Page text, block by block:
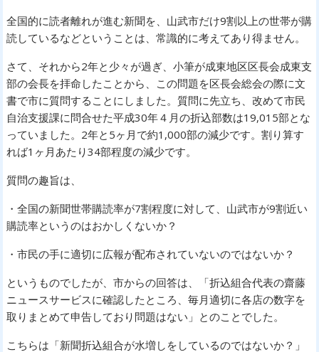
全国的に読者離れが進む新聞を、山武市だけ9割以上の世帯が購
読しているなどということは、常識的に考えてあり得ません。
さて、それから2年と少々が過ぎ、小筆が成東地区区長会成東支
部の会長を拝命したことから、この問題を区長会総会の際に文
書で市に質問することにしました。質問に先立ち、改めて市民
自治支援課に問合せた平成30年４月の折込部数は19,015部とな
っていました。2年と5ヶ月で約1,000部の減少です。割り算す
れば1ヶ月あたり34部程度の減少です。
質問の趣旨は、
・全国の新聞世帯購読率が7割程度に対して、山武市が9割近い
購読率というのはおかしくないか？
・市民の手に適切に広報が配布されていないのではないか？
というものでしたが、市からの回答は、「折込組合代表の齋藤
ニュースサービスに確認したところ、毎月適切に各店の数字を
取りまとめて申告しており問題はない」とのことでした。
こちらは「新聞折込組合が水増しをしているのではないか？」